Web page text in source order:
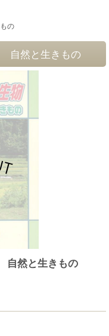
の
自然と生きもの
然と生きもの